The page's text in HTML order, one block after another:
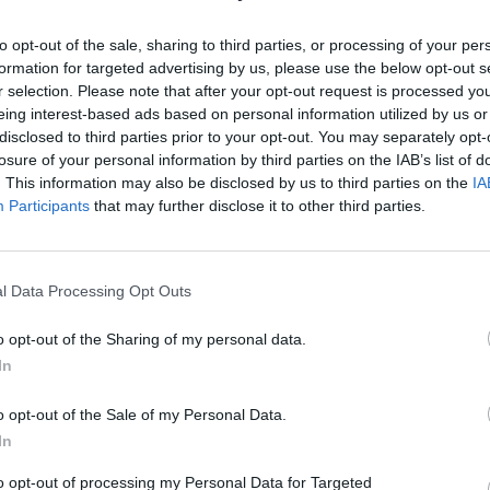
opt-out of the sale, sharing to third parties, or processing of your
for targeted advertising by us, please use the below opt-out
selection. Please note that after your opt-out request is processed
interest-based ads based on personal information utilized by us
to third parties prior to your opt-out. You may separately
of your personal information by third parties on the IAB’s list of
This information may also be disclosed by us to third parties on the
Participants that may further disclose it to other third parties.
Data Processing Opt Outs
opt-out of the Sharing of my personal data.
opt-out of the Sale of my Personal Data.
opt-out of processing my Personal Data for Targeted
la próxima temporada en
de otro pívot y
quiere jugar
Pistons refuerza mucho su